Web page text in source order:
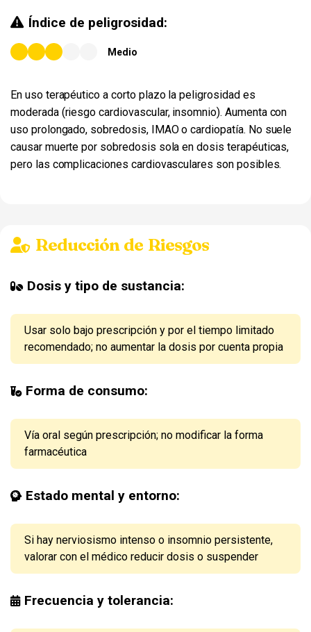
Índice de peligrosidad:
Medio
En uso terapéutico a corto plazo la peligrosidad es
moderada (riesgo cardiovascular, insomnio). Aumenta con
uso prolongado, sobredosis, IMAO o cardiopatía. No suele
causar muerte por sobredosis sola en dosis terapéuticas,
pero las complicaciones cardiovasculares son posibles.
Reducción de Riesgos
Dosis y tipo de sustancia:
Usar solo bajo prescripción y por el tiempo limitado
recomendado; no aumentar la dosis por cuenta propia
Forma de consumo:
Vía oral según prescripción; no modificar la forma
farmacéutica
Estado mental y entorno:
Si hay nerviosismo intenso o insomnio persistente,
valorar con el médico reducir dosis o suspender
Frecuencia y tolerancia: